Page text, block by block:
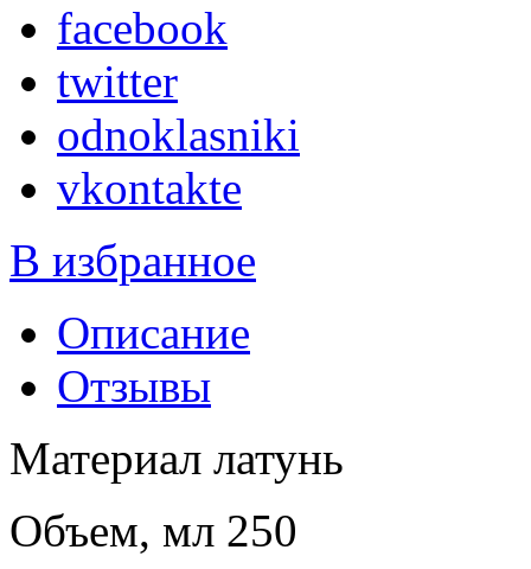
facebook
twitter
odnoklasniki
vkontakte
В избранное
Описание
Отзывы
Материал латунь
Объем, мл 250